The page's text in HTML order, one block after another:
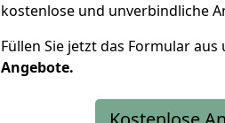
kostenlose und unverbindliche
Füllen Sie jetzt das Formular
Angebote.